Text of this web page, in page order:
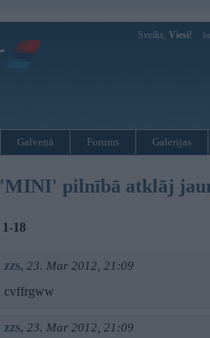
Sveiks, Viesi!
Galvenā Forums Galerijas
'MINI' pilnībā atklāj
1-18
zzs, 23. Mar 2012, 21:09
cvffrgww
zzs, 23. Mar 2012, 21:09